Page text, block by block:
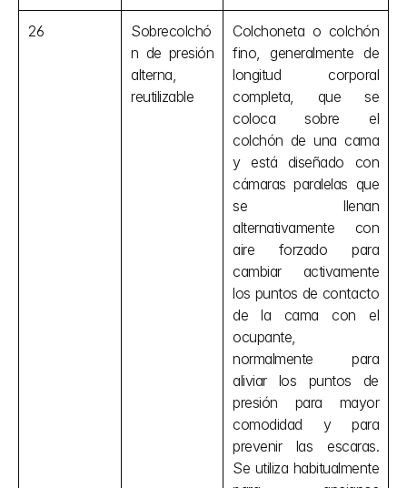
26
Sobrecolchó
n de presión
alterna,
reutilizable
Colchoneta o colchón
fino, generalmente de
longitud corporal
completa, que se
coloca sobre el
colchón de una cama
y está diseñado con
cámaras paralelas que
se llenan
alternativamente con
aire forzado para
cambiar activamente
los puntos de contacto
de la cama con el
ocupante,
normalmente para
aliviar los puntos de
presión para mayor
comodidad y para
prevenir las escaras.
Se utiliza habitualmente